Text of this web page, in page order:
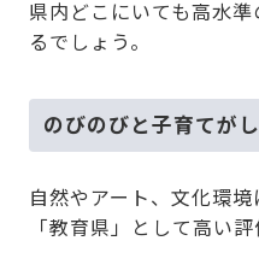
県内どこにいても高水
るでしょう。
のびのびと子育てが
自然やアート、文化環
「教育県」として高い